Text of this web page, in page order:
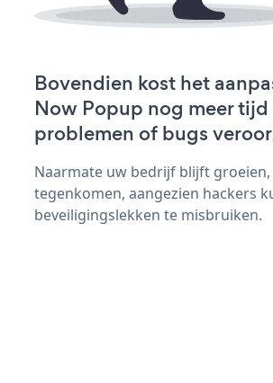
Bovendien kost het
Now Popup nog meer
problemen of bugs
Naarmate uw bedrijf blijft
tegenkomen, aangezien hackers
beveiligingslekken te misbruiken.